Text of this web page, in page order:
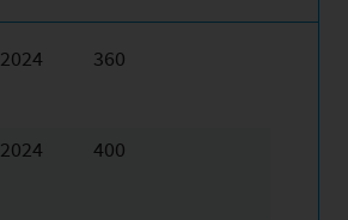
2024 360
2024 400